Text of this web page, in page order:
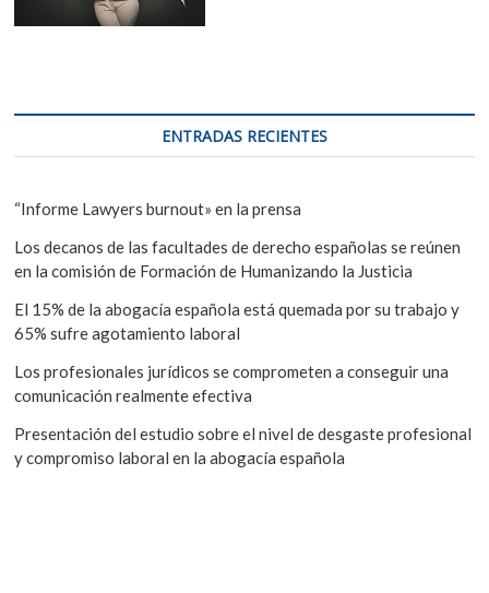
ENTRADAS RECIENTES
“Informe Lawyers burnout» en la prensa
Los decanos de las facultades de derecho españolas se reúnen
en la comisión de Formación de Humanizando la Justicia
El 15% de la abogacía española está quemada por su trabajo y
65% sufre agotamiento laboral
Los profesionales jurídicos se comprometen a conseguir una
comunicación realmente efectiva
Presentación del estudio sobre el nivel de desgaste profesional
y compromiso laboral en la abogacía española